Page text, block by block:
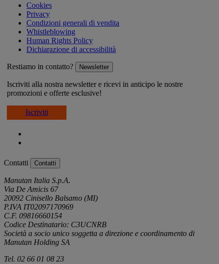
Cookies
Privacy
Condizioni generali di vendita
Whistleblowing
Human Rights Policy
Dichiarazione di accessibilità
Restiamo in contatto? Newsletter
Iscriviti alla nostra newsletter e ricevi in anticipo le nostre
promozioni e offerte esclusive!
Iscriviti
Contatti Contatti
Manutan Italia S.p.A.
Via De Amicis 67
20092 Cinisello Balsamo (MI)
P.IVA IT02097170969
C.F. 09816660154
Codice Destinatario: C3UCNRB
Società a socio unico soggetta a direzione e coordinamento di
Manutan Holding SA
Tel. 02 66 01 08 23